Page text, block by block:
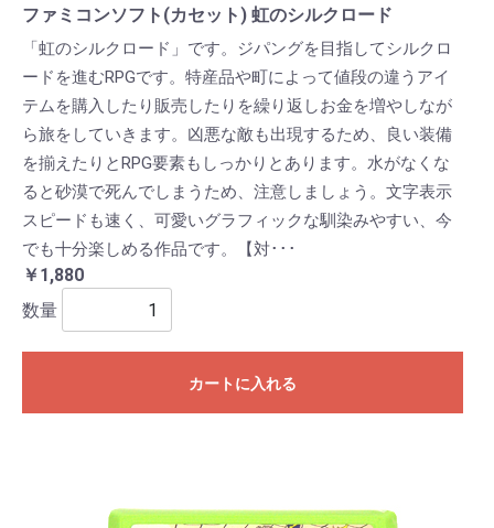
ファミコンソフト(カセット) 虹のシルクロード
「虹のシルクロード」です。ジパングを目指してシルクロ
ードを進むRPGです。特産品や町によって値段の違うアイ
テムを購入したり販売したりを繰り返しお金を増やしなが
ら旅をしていきます。凶悪な敵も出現するため、良い装備
を揃えたりとRPG要素もしっかりとあります。水がなくな
ると砂漠で死んでしまうため、注意しましょう。文字表示
スピードも速く、可愛いグラフィックな馴染みやすい、今
でも十分楽しめる作品です。【対･･･
￥1,880
数量
カートに入れる